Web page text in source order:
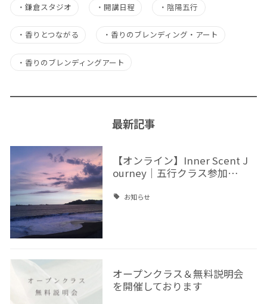
・ 鎌倉スタジオ ・開講日程 ・ 陰陽五行
・ 香りとつながる ・ 香りのブレンディング・アート
・ 香りのブレンディングアート
最新記事
【オンライン】Inner Scent J
ourney｜五行クラス参加…
お知らせ
オープンクラス＆無料説明会
を開催しております